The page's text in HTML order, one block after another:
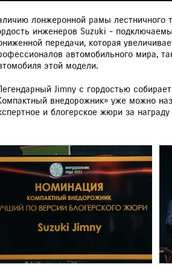
лонжеронной рамы лестничного
инженеров Suzuki -
передачи, которая
автомобильного мира,
этой модели.
Jimny с гордостью
внедорожник» уже можно
и блогерское жюри за